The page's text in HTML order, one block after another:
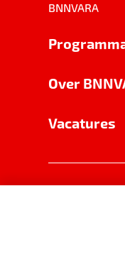
BNNVARA
Over
Vacatures